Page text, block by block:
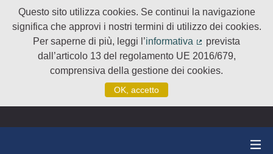
Questo sito utilizza cookies. Se continui la navigazione
significa che approvi i nostri termini di utilizzo dei cookies.
Per saperne di più, leggi l’informativa
(Collegamento
prevista
dall’articolo 13 del regolamento UE 2016/679,
comprensiva della gestione dei cookies.
OK, accetto